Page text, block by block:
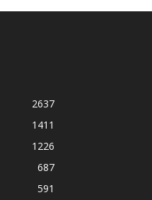
2637
1411
1226
687
591